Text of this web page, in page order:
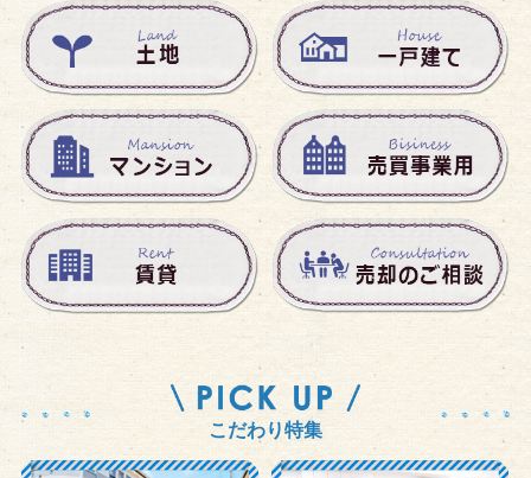
こだわり特集